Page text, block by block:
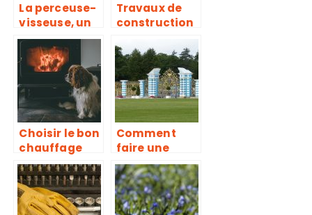
La perceuse-
visseuse, un
outil
incontournab
le pour des
travaux de
bricolage ou
de
construction
Travaux de
construction
rénovation, à
quelle
période se
lancer?
Choisir le bon
chauffage
pour sa
maison.
Comment
faire une
demande de
devis de
portail en
ligne ?